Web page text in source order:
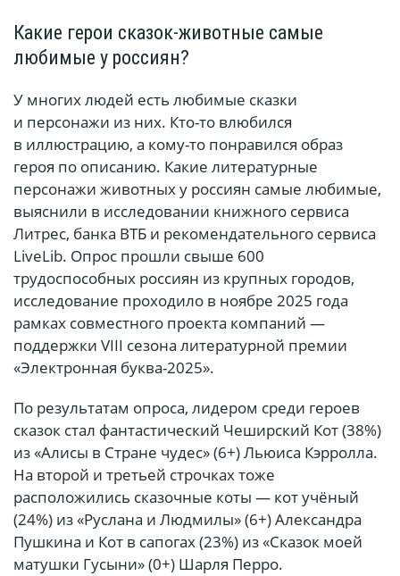
Какие герои сказок-животные самые
любимые у россиян?
У многих людей есть любимые сказки
и персонажи из них. Кто-то влюбился
в иллюстрацию, а кому-то понравился образ
героя по описанию. Какие литературные
персонажи животных у россиян самые любимые,
выяснили в исследовании книжного сервиса
Литрес, банка ВТБ и рекомендательного сервиса
LiveLib. Опрос прошли свыше 600
трудоспособных россиян из крупных городов,
исследование проходило в ноябре 2025 года
рамках совместного проекта компаний —
поддержки VIII сезона литературной премии
«Электронная буква-2025».
По результатам опроса, лидером среди героев
сказок стал фантастический Чеширский Кот (38%)
из «Алисы в Стране чудес» (6+) Льюиса Кэрролла.
На второй и третьей строчках тоже
расположились сказочные коты — кот учёный
(24%) из «Руслана и Людмилы» (6+) Александра
Пушкина и Кот в сапогах (23%) из «Сказок моей
матушки Гусыни» (0+) Шарля Перро.